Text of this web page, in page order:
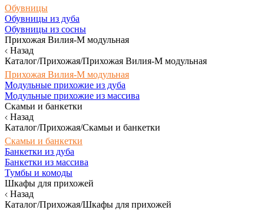
Обувницы
Обувницы из дуба
Обувницы из сосны
Прихожая Вилия-М модульная
Назад
Каталог/Прихожая/Прихожая Вилия-М модульная
Прихожая Вилия-М модульная
Модульные прихожие из дуба
Модульные прихожие из массива
Скамьи и банкетки
Назад
Каталог/Прихожая/Скамьи и банкетки
Скамьи и банкетки
Банкетки из дуба
Банкетки из массива
Тумбы и комоды
Шкафы для прихожей
Назад
Каталог/Прихожая/Шкафы для прихожей